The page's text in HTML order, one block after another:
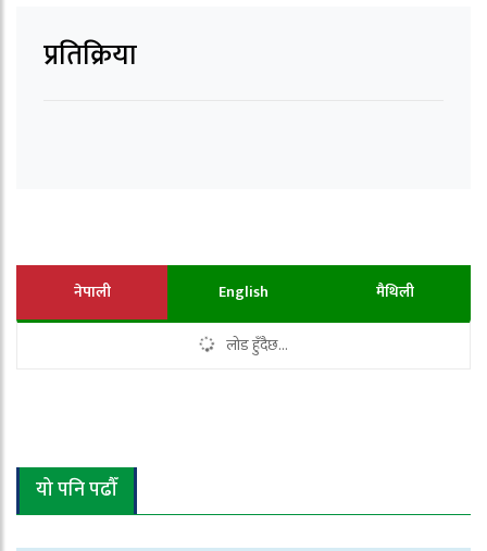
प्रतिक्रिया
नेपाली English मैथिली
लोड हुँदैछ...
यो पनि पढौँ